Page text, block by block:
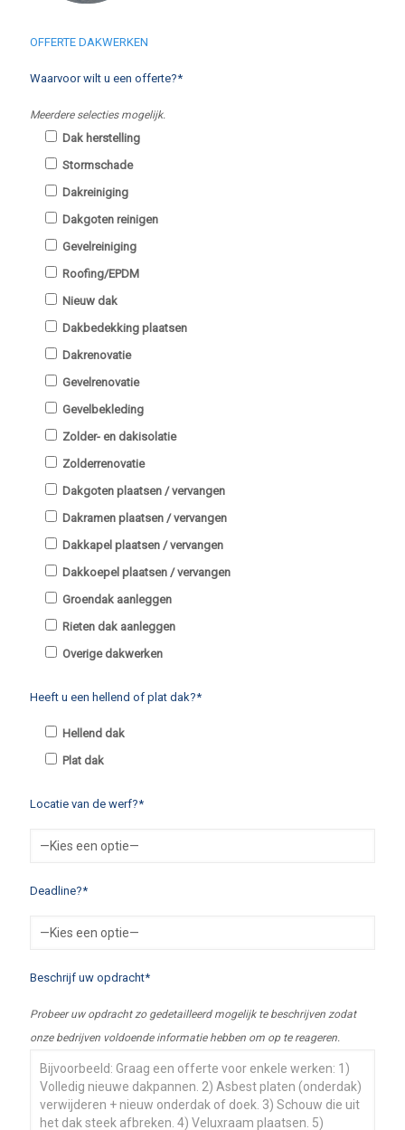
OFFERTE DAKWERKEN
Waarvoor wilt u een offerte?*
Meerdere selecties mogelijk.
Dak herstelling
Stormschade
Dakreiniging
Dakgoten reinigen
Gevelreiniging
Roofing/EPDM
Nieuw dak
Dakbedekking plaatsen
Dakrenovatie
Gevelrenovatie
Gevelbekleding
Zolder- en dakisolatie
Zolderrenovatie
Dakgoten plaatsen / vervangen
Dakramen plaatsen / vervangen
Dakkapel plaatsen / vervangen
Dakkoepel plaatsen / vervangen
Groendak aanleggen
Rieten dak aanleggen
Overige dakwerken
Heeft u een hellend of plat dak?*
Hellend dak
Plat dak
Locatie van de werf?*
Deadline?*
Beschrijf uw opdracht*
Probeer uw opdracht zo gedetailleerd mogelijk te beschrijven zodat
onze bedrijven voldoende informatie hebben om op te reageren.